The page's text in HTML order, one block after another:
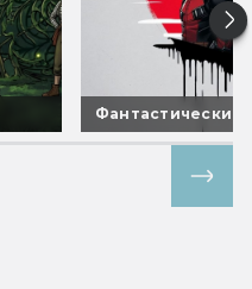
Фантастические